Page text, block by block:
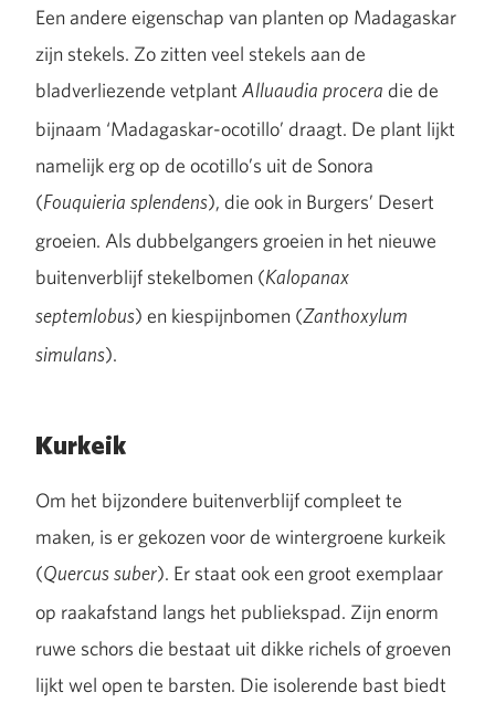
Een andere eigenschap van planten op Madagaskar
zijn stekels. Zo zitten veel stekels aan de
bladverliezende vetplant Alluaudia procera die de
bijnaam ‘Madagaskar-ocotillo’ draagt. De plant lijkt
namelijk erg op de ocotillo’s uit de Sonora
(Fouquieria splendens), die ook in Burgers’ Desert
groeien. Als dubbelgangers groeien in het nieuwe
buitenverblijf stekelbomen (Kalopanax
septemlobus) en kiespijnbomen (Zanthoxylum
simulans).
Kurkeik
Om het bijzondere buitenverblijf compleet te
maken, is er gekozen voor de wintergroene kurkeik
(Quercus suber). Er staat ook een groot exemplaar
op raakafstand langs het publiekspad. Zijn enorm
ruwe schors die bestaat uit dikke richels of groeven
lijkt wel open te barsten. Die isolerende bast biedt